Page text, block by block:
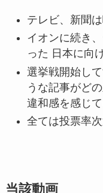
テレビ、新聞
イオンに続き
った 日本に向
選挙戦開始し
うな記事がど
違和感を感じて
全ては投票率
当該動画